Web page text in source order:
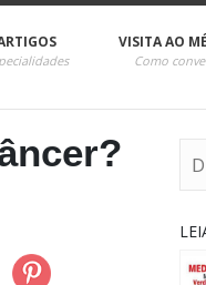
VISITA AO
Como